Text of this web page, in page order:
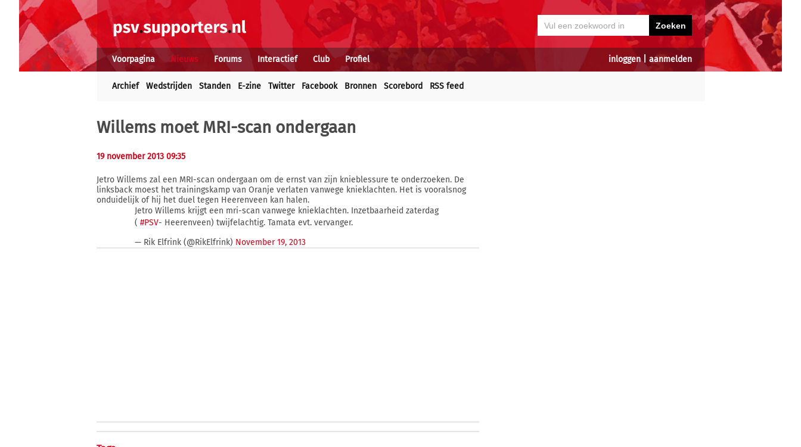
inloggen| aanmelden
Voorpagina Nieuws Forums Interactief Club Profiel
Archief Wedstrijden Standen E-zine Twitter Facebook Bronnen Scorebord RSS feed
Willems moet MRI-scan ondergaan
19 november 2013 09:35
Jetro Willems zal een MRI-scan ondergaan om de ernst van zijn knieblessure te onderzoeken. De
linksback moest het trainingskamp van Oranje verlaten vanwege knieklachten. Het is vooralsnog
onduidelijk of hij het duel tegen Heerenveen kan halen.
Jetro Willems krijgt een mri-scan vanwege knieklachten. Inzetbaarheid zaterdag
(#PSV- Heerenveen) twijfelachtig. Tamata evt. vervanger.
— Rik Elfrink (@RikElfrink) November 19, 2013